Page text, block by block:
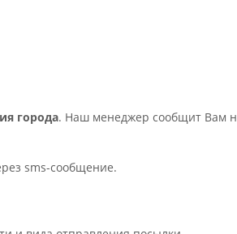
города. Наш менеджер сообщит Вам
sms-сообщение.